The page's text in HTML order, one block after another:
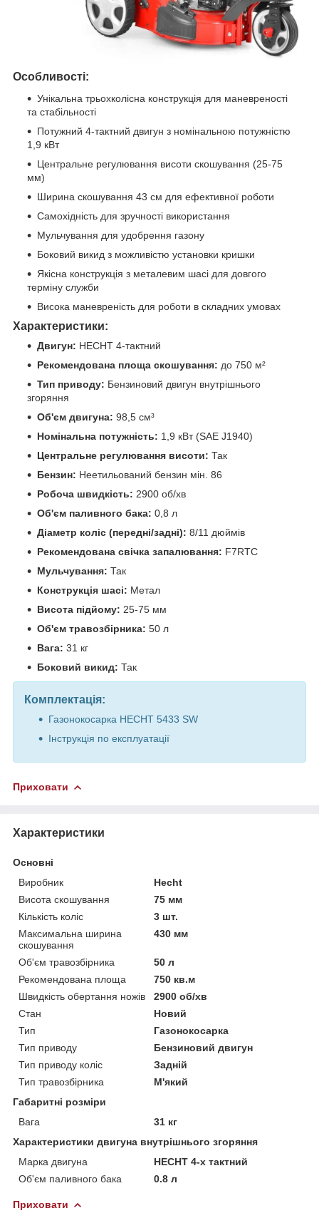
Особливості:
Унікальна трьохколісна конструкція для маневреності
та стабільності
Потужний 4-тактний двигун з номінальною потужністю
1,9 кВт
Центральне регулювання висоти скошування (25-75
мм)
Ширина скошування 43 см для ефективної роботи
Самохідність для зручності використання
Мульчування для удобрення газону
Боковий викид з можливістю установки кришки
Якісна конструкція з металевим шасі для довгого
терміну служби
Висока маневреність для роботи в складних умовах
Характеристики:
Двигун: HECHT 4-тактний
Рекомендована площа скошування: до 750 м²
Тип приводу: Бензиновий двигун внутрішнього
згоряння
Об'єм двигуна: 98,5 см³
Номінальна потужність: 1,9 кВт (SAE J1940)
Центральне регулювання висоти: Так
Бензин: Неетильований бензин мін. 86
Робоча швидкість: 2900 об/хв
Об'єм паливного бака: 0,8 л
Діаметр коліс (передні/задні): 8/11 дюймів
Рекомендована свічка запалювання: F7RTC
Мульчування: Так
Конструкція шасі: Метал
Висота підйому: 25-75 мм
Об'єм травозбірника: 50 л
Вага: 31 кг
Боковий викид: Так
Комплектація:
Газонокосарка HECHT 5433 SW
Інструкція по експлуатації
Приховати
Характеристики
Основні
Виробник
Hecht
Висота скошування
75 мм
Кількість коліс
3 шт.
Максимальна ширина
скошування
430 мм
Об'єм травозбірника
50 л
Рекомендована площа
750 кв.м
Швидкість обертання ножів
2900 об/хв
Стан
Новий
Тип
Газонокосарка
Тип приводу
Бензиновий двигун
Тип приводу коліс
Задній
Тип травозбірника
М'який
Габаритні розміри
Вага
31 кг
Характеристики двигуна внутрішнього згоряння
Марка двигуна
HECHT 4-х тактний
Об'єм паливного бака
0.8 л
Приховати